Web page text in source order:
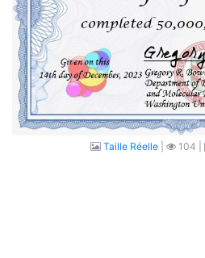
Taille Réelle 104 |